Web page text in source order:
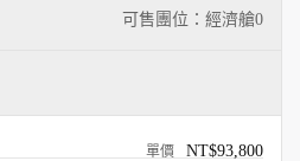
可售團位：經濟艙0
NT$93,800